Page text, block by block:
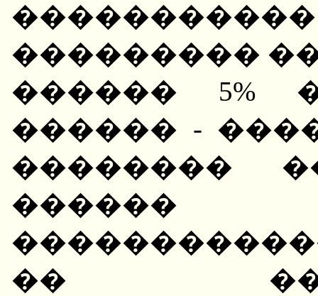
���������
������ 5%
������ -
��������
������
��